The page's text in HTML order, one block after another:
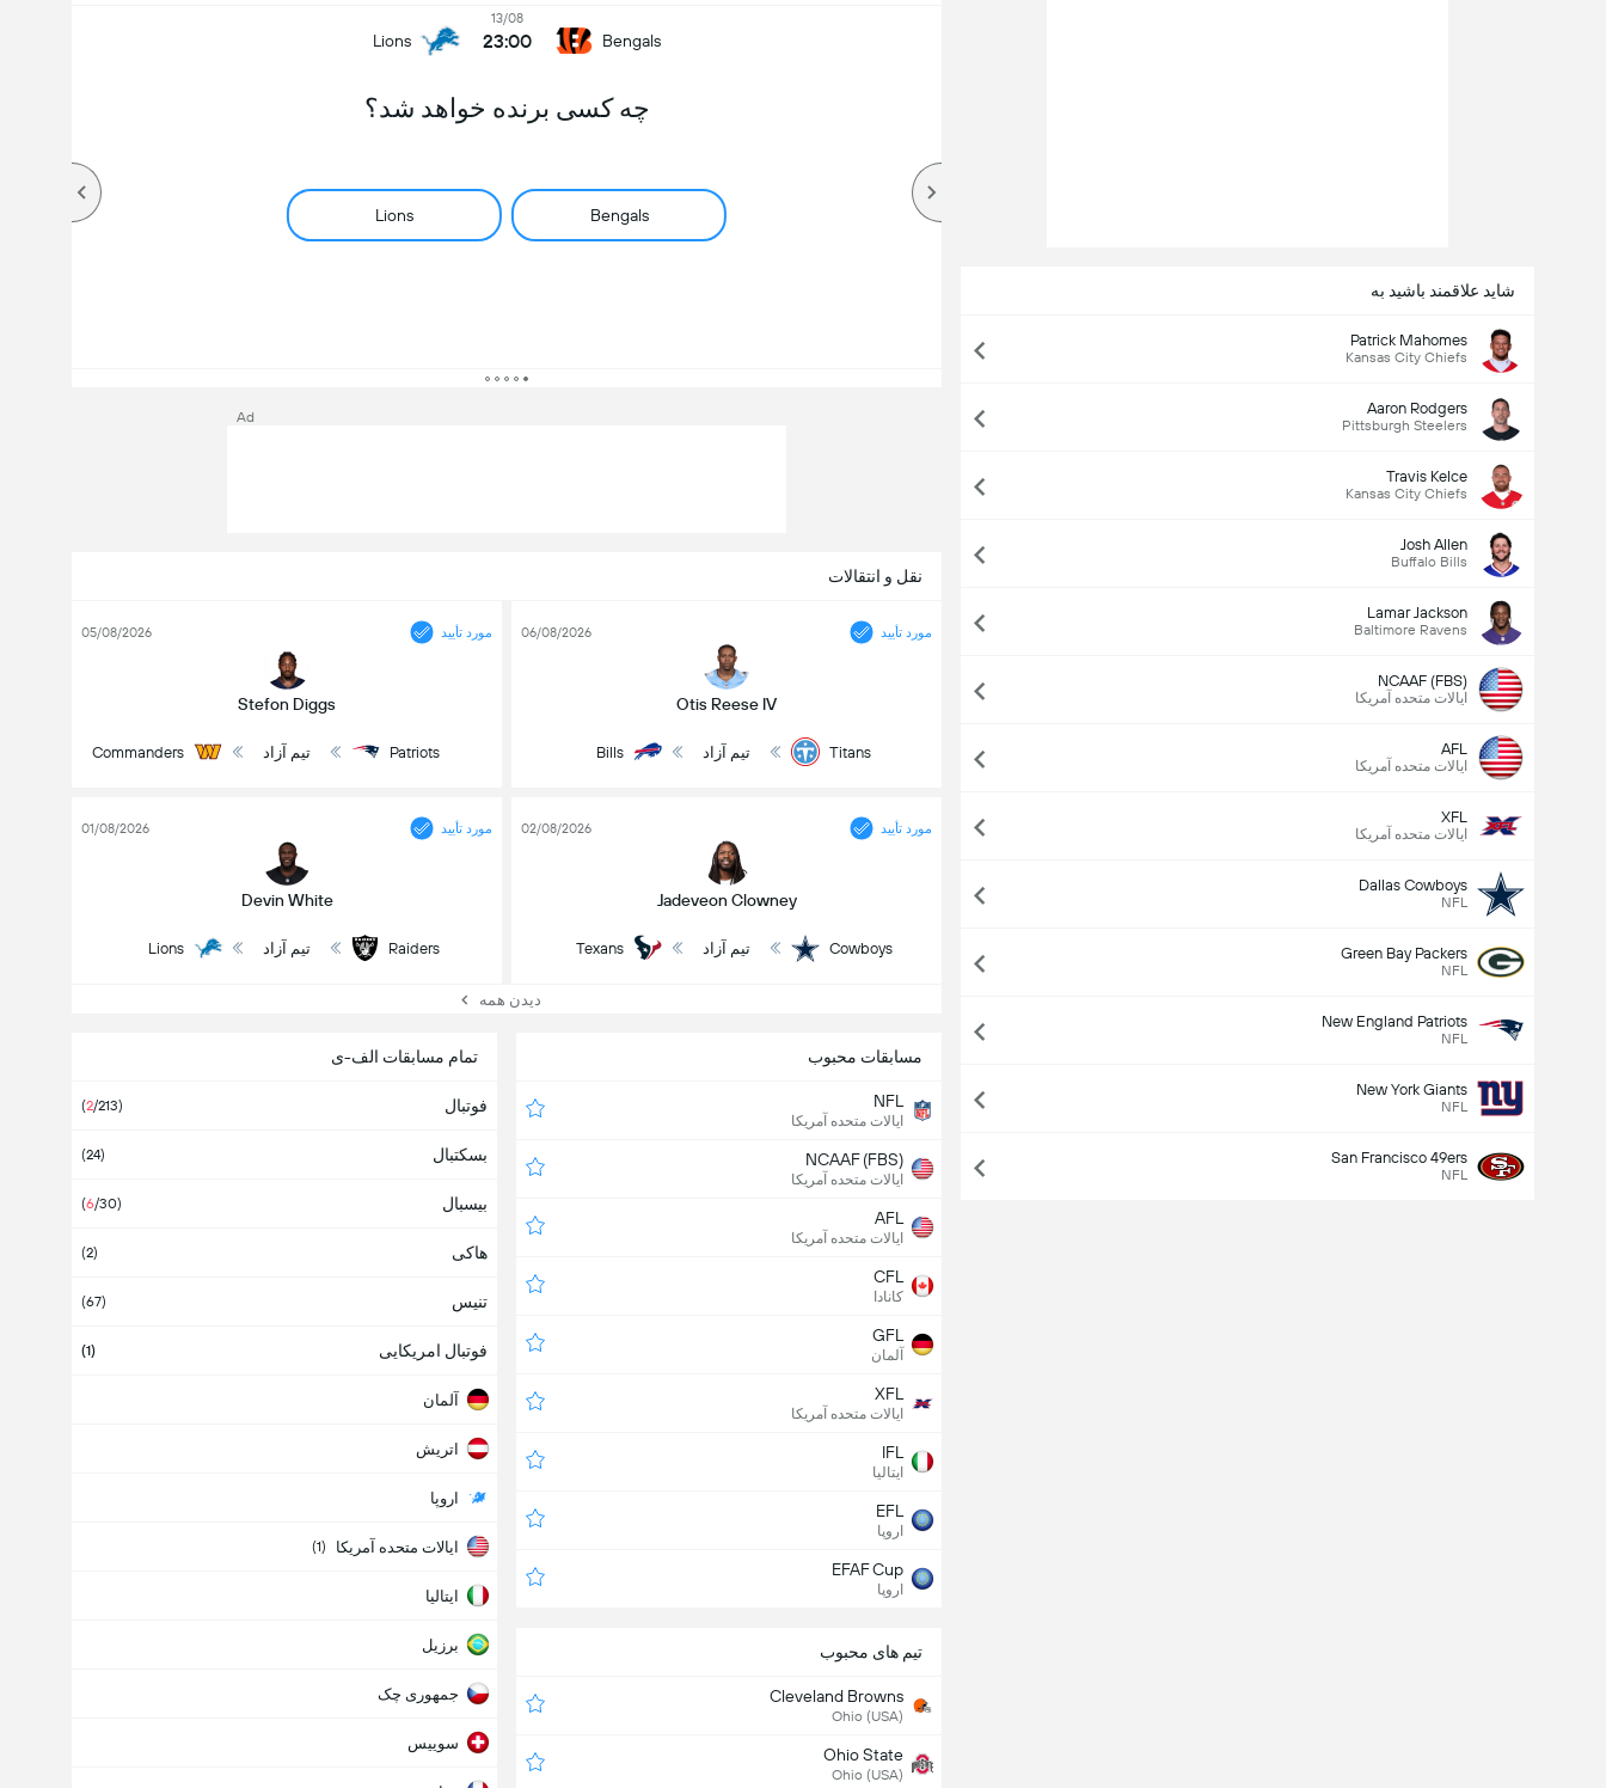
شاید علاقمند باشید به
Patrick Mahomes
Kansas City Chiefs
Aaron Rodgers
Pittsburgh Steelers
Travis Kelce
Kansas City Chiefs
Josh Allen
Buffalo Bills
Lamar Jackson
Baltimore Ravens
NCAAF (FBS)
ایالات متحده آمریکا
AFL
ایالات متحده آمریکا
XFL
ایالات متحده آمریکا
Dallas Cowboys
NFL
Green Bay Packers
NFL
New England Patriots
NFL
New York Giants
NFL
San Francisco 49ers
NFL
Ad
نقل و انتقالات
مورد تأیید
Otis Reese IV
06/08/2026
Titans تیم آزاد Bills
مورد تأیید
Stefon Diggs
05/08/2026
Patriots تیم آزاد Commanders
مورد تأیید
Jadeveon Clowney
02/08/2026
Cowboys تیم آزاد Texans
مورد تأیید
Devin White
01/08/2026
Raiders تیم آزاد Lions
دیدن همه
Bengals
13/08
23:00
Lions
چه کسی برنده خواهد شد؟
Bengals
Lions
مسابقات محبوب
NFL
ایالات متحده آمریکا
NCAAF (FBS)
ایالات متحده آمریکا
AFL
ایالات متحده آمریکا
CFL
کانادا
GFL
آلمان
XFL
ایالات متحده آمریکا
IFL
ایتالیا
EFL
اروپا
EFAF Cup
اروپا
تمام مسابقات الف-ی
فوتبال (2/213)
بسکتبال (24)
بیسبال (6/30)
هاکی (2)
تنیس (67)
فوتبال امریکایی (1)
آلمان
اتریش
اروپا
ایالات متحده آمریکا (1)
ایتالیا
برزیل
جمهوری چک
سوییس
تیم های محبوب
Cleveland Browns
Ohio (USA)
Ohio State
Ohio (USA)